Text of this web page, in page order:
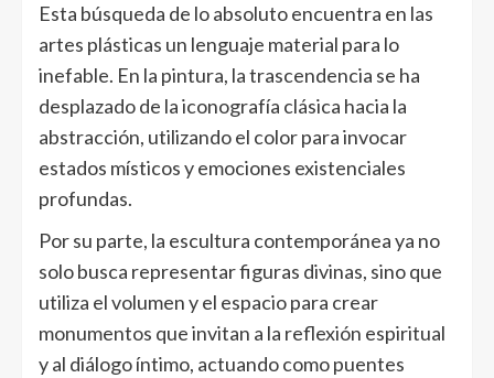
Esta búsqueda de lo absoluto encuentra en las
artes plásticas un lenguaje material para lo
inefable. En la pintura, la trascendencia se ha
desplazado de la iconografía clásica hacia la
abstracción, utilizando el color para invocar
estados místicos y emociones existenciales
profundas.
Por su parte, la escultura contemporánea ya no
solo busca representar figuras divinas, sino que
utiliza el volumen y el espacio para crear
monumentos que invitan a la reflexión espiritual
y al diálogo íntimo, actuando como puentes